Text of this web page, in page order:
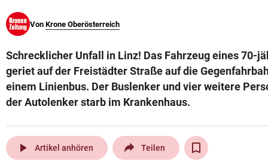
© Krone Multimedia GmbH & Co KG 2026
Von Krone Oberösterreich
Schrecklicher Unfall in Linz! Das Fahrzeug eines 70-
geriet auf der Freistädter Straße auf die
einem Linienbus. Der Buslenker und vier weitere
der Autolenker starb im Krankenhaus.
play_arrow Artikel anhören Teilen